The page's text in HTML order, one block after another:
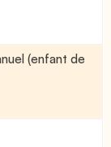
(enfant de